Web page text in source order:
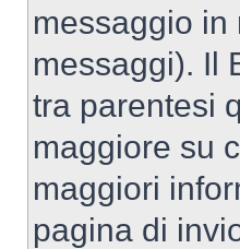
messaggio in
messaggi). Il
tra parentesi
maggiore su
maggiori
pagina di